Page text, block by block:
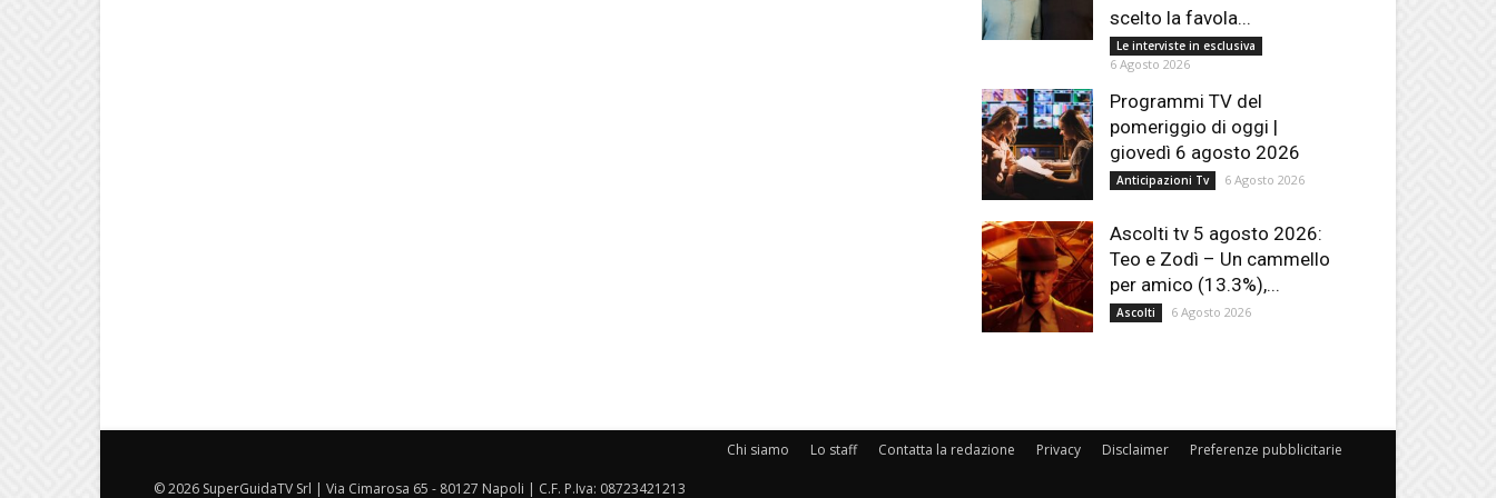
scelto la favola...
Le interviste in esclusiva
6 Agosto 2026
Programmi TV del
pomeriggio di oggi |
giovedì 6 agosto 2026
Anticipazioni Tv 6 Agosto 2026
Ascolti tv 5 agosto 2026:
Teo e Zodì – Un cammello
per amico (13.3%),...
Ascolti 6 Agosto 2026
Chi siamo Lo staff Contatta la redazione Privacy Disclaimer Preferenze pubblicitarie
© 2026 SuperGuidaTV Srl | Via Cimarosa 65 - 80127 Napoli | C.F. P.Iva: 08723421213